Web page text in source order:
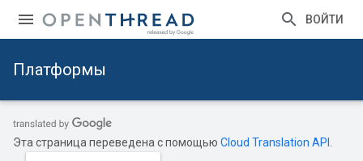
ВОЙТИ
Платформы
Эта страница переведена с помощью Cloud Translation API